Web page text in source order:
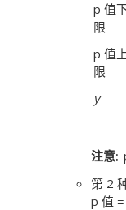
p 值
限
p 值
限
y
注意
第 2
p 值